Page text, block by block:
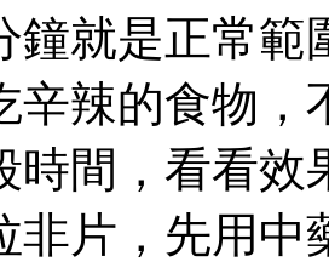
鐘就是正常範
辛辣的食物，
時間，看看
非片，先用中